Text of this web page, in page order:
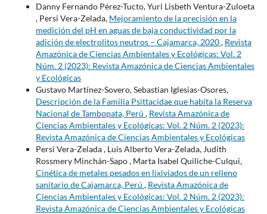
Danny Fernando Pérez-Tucto, Yuri Lisbeth Ventura-Zuloeta
, Persi Vera-Zelada, Mejoramiento de la precisión en la
medición del pH en aguas de baja conductividad por la
adición de electrolitos neutros – Cajamarca, 2020, Revista
Amazónica de Ciencias Ambientales y Ecológicas: Vol. 2
Núm. 2 (2023): Revista Amazónica de Ciencias Ambientales
y Ecológicas
Gustavo Martínez-Sovero, Sebastian Iglesias-Osores,
Descripción de la Familia Psittacidae que habita la Reserva
Nacional de Tambopata, Perú , Revista Amazónica de
Ciencias Ambientales y Ecológicas: Vol. 2 Núm. 2 (2023):
Revista Amazónica de Ciencias Ambientales y Ecológicas
Persi Vera-Zelada , Luis Alberto Vera-Zelada, Judith
Rossmery Minchán-Sapo , Marta Isabel Quiliche-Culqui,
Cinética de metales pesados en lixiviados de un relleno
sanitario de Cajamarca, Perú , Revista Amazónica de
Ciencias Ambientales y Ecológicas: Vol. 2 Núm. 2 (2023):
Revista Amazónica de Ciencias Ambientales y Ecológicas